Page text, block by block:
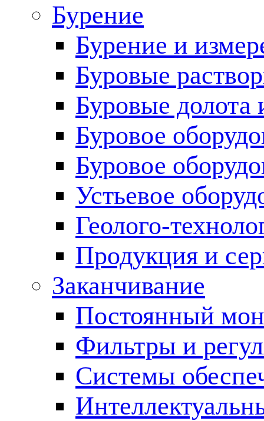
Бурение
Бурение и
Буровые
Буровые долота
Буровое
Буровое
Устьевое
Геолого-
Продукция и
Заканчивание
Постоянный
Фильтры и
Cистемы